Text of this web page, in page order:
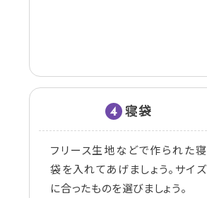
4 寝袋
フリース生地などで作られた寝
袋を入れてあげましょう。サイズ
に合ったものを選びましょう。